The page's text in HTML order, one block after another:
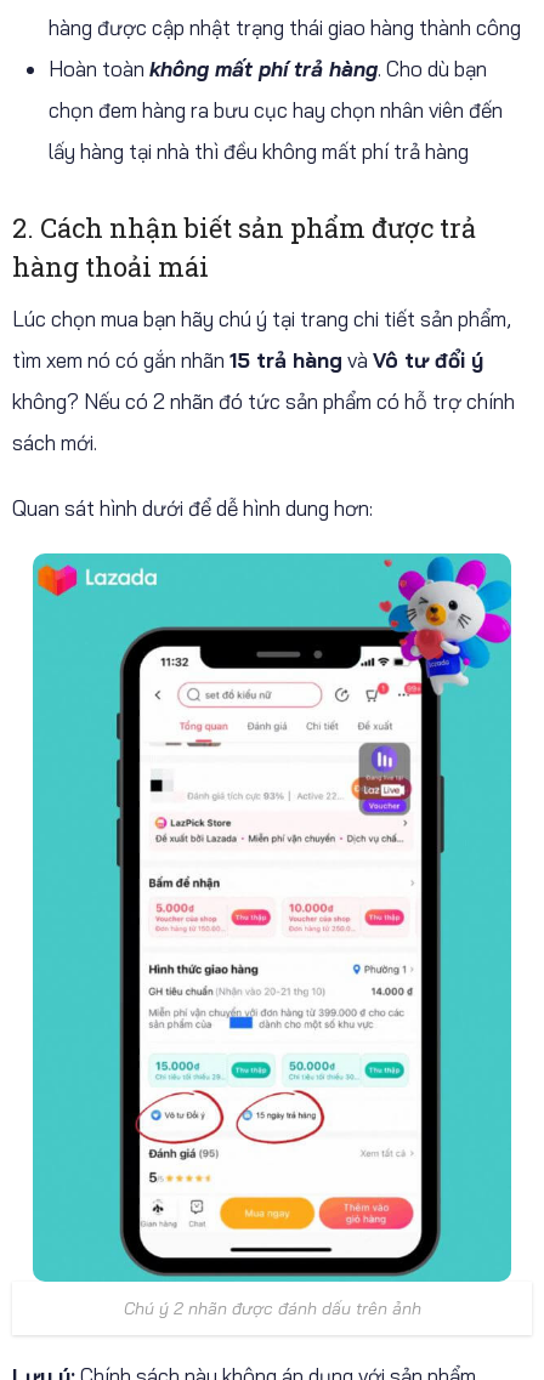
hàng được cập nhật trạng thái giao hàng thành công
Hoàn toàn không mất phí trả hàng. Cho dù bạn
chọn đem hàng ra bưu cục hay chọn nhân viên đến
lấy hàng tại nhà thì đều không mất phí trả hàng
2. Cách nhận biết sản phẩm được trả
hàng thoải mái
Lúc chọn mua bạn hãy chú ý tại trang chi tiết sản phẩm,
tìm xem nó có gắn nhãn 15 trả hàng và Vô tư đổi ý
không? Nếu có 2 nhãn đó tức sản phẩm có hỗ trợ chính
sách mới.
Quan sát hình dưới để dễ hình dung hơn:
Chú ý 2 nhãn được đánh dấu trên ảnh